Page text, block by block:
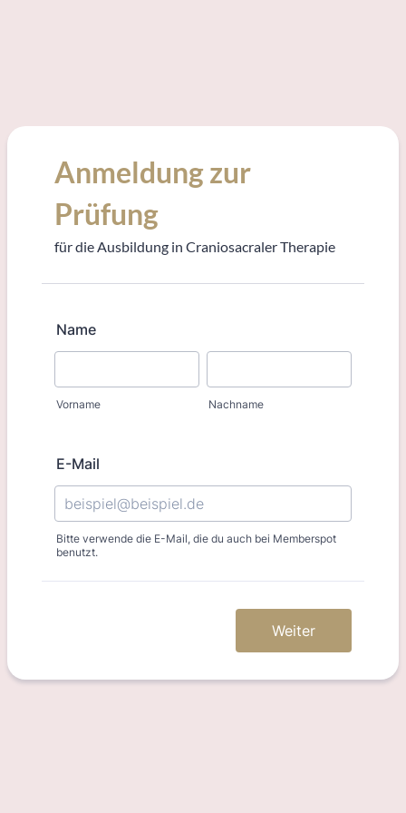
Anmeldung zur
Prüfung
für die Ausbildung in Craniosacraler Therapie
Name
Vorname Nachname
E-Mail
Bitte verwende die E-Mail, die du auch bei Memberspot
benutzt.
Weiter